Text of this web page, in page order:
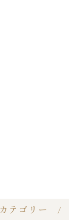
カテゴリー